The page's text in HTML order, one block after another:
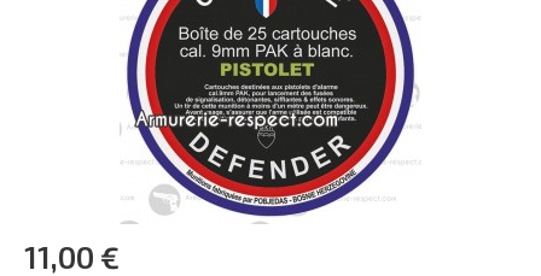
11,00 €